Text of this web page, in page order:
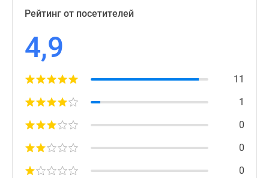
Рейтинг от посетителей
4,9
11
1
0
0
0